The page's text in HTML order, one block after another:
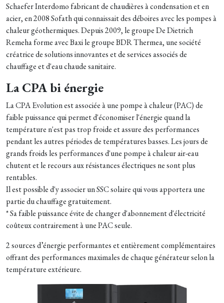
Schaefer Interdomo fabricant de chaudières à condensation et en
acier, en 2008 Sofath qui connaissait des déboires avec les pompes à
chaleur géothermiques. Depuis 2009, le groupe De Dietrich
Remeha forme avec Baxi le groupe BDR Thermea, une société
créatrice de solutions innovantes et de services associés de
chauffage et d'eau chaude sanitaire.
La CPA bi énergie
La CPA Evolution est associée à une pompe à chaleur (PAC) de
faible puissance qui permet d'économiser l'énergie quand la
température n'est pas trop froide et assure des performances
pendant les autres périodes de températures basses. Les jours de
grands froids les performances d'une pompe à chaleur air-eau
chutent et le recours aux résistances électriques ne sont plus
rentables.
Il est possible d'y associer un SSC solaire qui vous apportera une
partie du chauffage gratuitement.
* Sa faible puissance évite de changer d'abonnement d'électricité
coûteux contrairement à une PAC seule.
2 sources d’énergie performantes et entièrement complémentaires
offrant des performances maximales de chaque générateur selon la
température extérieure.